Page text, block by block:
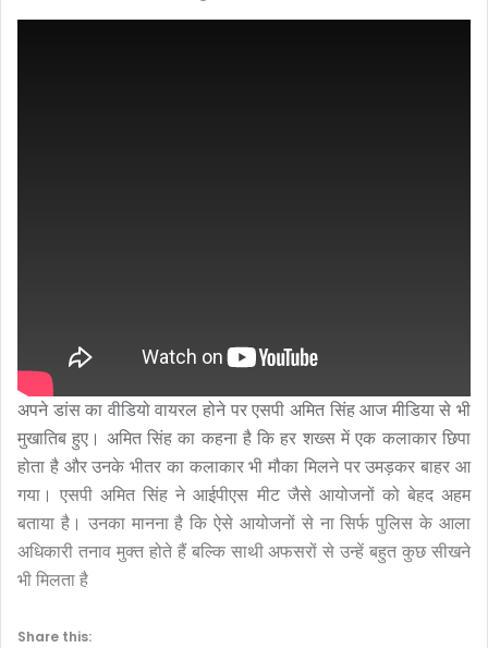
अपने डांस का वीडियो वायरल होने पर एसपी अमित सिंह आज मीडिया से भी
मुखातिब हुए। अमित सिंह का कहना है कि हर शख्स में एक कलाकार छिपा
होता है और उनके भीतर का कलाकार भी मौका मिलने पर उमड़कर बाहर आ
गया। एसपी अमित सिंह ने आईपीएस मीट जैसे आयोजनों को बेहद अहम
बताया है। उनका मानना है कि ऐसे आयोजनों से ना सिर्फ पुलिस के आला
अधिकारी तनाव मुक्त होते हैं बल्कि साथी अफसरों से उन्हें बहुत कुछ सीखने
भी मिलता है
Share this: